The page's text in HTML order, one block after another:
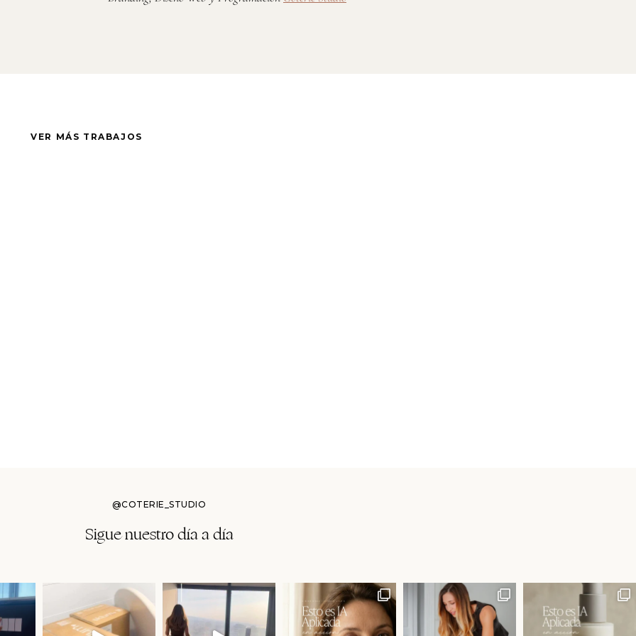
VER MÁS TRABAJOS
@COTERIE_STUDIO
Sigue nuestro día a día